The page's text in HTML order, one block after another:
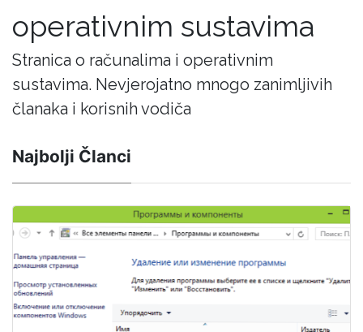
operativnim sustavima
Stranica o računalima i operativnim
sustavima. Nevjerojatno mnogo zanimljivih
članaka i korisnih vodiča
Najbolji Članci